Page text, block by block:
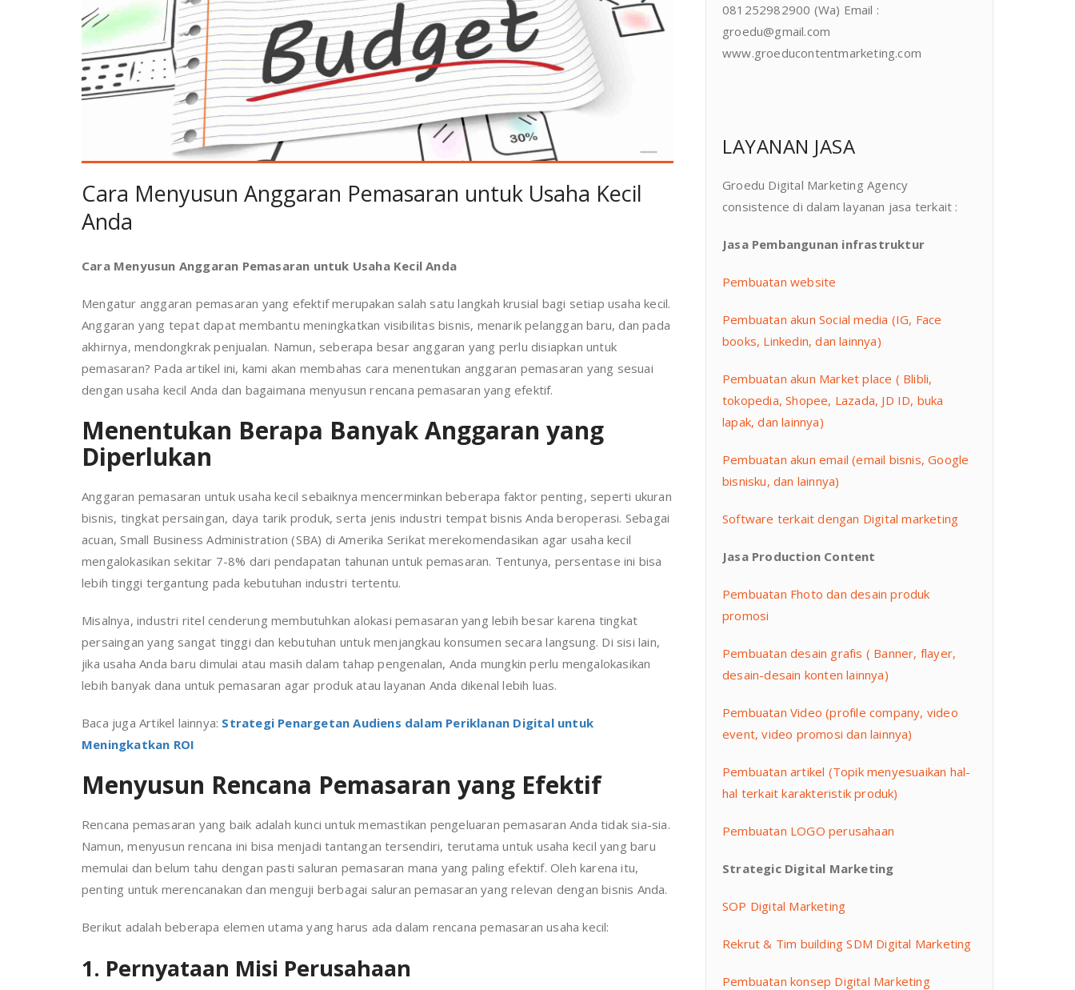
Cara Menyusun Anggaran Pemasaran untuk Usaha Kecil
Anda
Cara Menyusun Anggaran Pemasaran untuk Usaha Kecil Anda
Mengatur anggaran pemasaran yang efektif merupakan salah satu langkah krusial bagi setiap usaha kecil.
Anggaran yang tepat dapat membantu meningkatkan visibilitas bisnis, menarik pelanggan baru, dan pada
akhirnya, mendongkrak penjualan. Namun, seberapa besar anggaran yang perlu disiapkan untuk
pemasaran? Pada artikel ini, kami akan membahas cara menentukan anggaran pemasaran yang sesuai
dengan usaha kecil Anda dan bagaimana menyusun rencana pemasaran yang efektif.
Menentukan Berapa Banyak Anggaran yang
Diperlukan
Anggaran pemasaran untuk usaha kecil sebaiknya mencerminkan beberapa faktor penting, seperti ukuran
bisnis, tingkat persaingan, daya tarik produk, serta jenis industri tempat bisnis Anda beroperasi. Sebagai
acuan, Small Business Administration (SBA) di Amerika Serikat merekomendasikan agar usaha kecil
mengalokasikan sekitar 7-8% dari pendapatan tahunan untuk pemasaran. Tentunya, persentase ini bisa
lebih tinggi tergantung pada kebutuhan industri tertentu.
Misalnya, industri ritel cenderung membutuhkan alokasi pemasaran yang lebih besar karena tingkat
persaingan yang sangat tinggi dan kebutuhan untuk menjangkau konsumen secara langsung. Di sisi lain,
jika usaha Anda baru dimulai atau masih dalam tahap pengenalan, Anda mungkin perlu mengalokasikan
lebih banyak dana untuk pemasaran agar produk atau layanan Anda dikenal lebih luas.
Baca juga Artikel lainnya: Strategi Penargetan Audiens dalam Periklanan Digital untuk
Meningkatkan ROI
Menyusun Rencana Pemasaran yang Efektif
Rencana pemasaran yang baik adalah kunci untuk memastikan pengeluaran pemasaran Anda tidak sia-sia.
Namun, menyusun rencana ini bisa menjadi tantangan tersendiri, terutama untuk usaha kecil yang baru
memulai dan belum tahu dengan pasti saluran pemasaran mana yang paling efektif. Oleh karena itu,
penting untuk merencanakan dan menguji berbagai saluran pemasaran yang relevan dengan bisnis Anda.
Berikut adalah beberapa elemen utama yang harus ada dalam rencana pemasaran usaha kecil:
1. Pernyataan Misi Perusahaan
081252982900 (Wa) Email :
groedu@gmail.com
www.groeducontentmarketing.com
LAYANAN JASA
Groedu Digital Marketing Agency
consistence di dalam layanan jasa terkait :
Jasa Pembangunan infrastruktur
Pembuatan website
Pembuatan akun Social media (IG, Face
books, Linkedin, dan lainnya)
Pembuatan akun Market place ( Blibli,
tokopedia, Shopee, Lazada, JD ID, buka
lapak, dan lainnya)
Pembuatan akun email (email bisnis, Google
bisnisku, dan lainnya)
Software terkait dengan Digital marketing
Jasa Production Content
Pembuatan Fhoto dan desain produk
promosi
Pembuatan desain grafis ( Banner, flayer,
desain-desain konten lainnya)
Pembuatan Video (profile company, video
event, video promosi dan lainnya)
Pembuatan artikel (Topik menyesuaikan hal-
hal terkait karakteristik produk)
Pembuatan LOGO perusahaan
Strategic Digital Marketing
SOP Digital Marketing
Rekrut & Tim building SDM Digital Marketing
Pembuatan konsep Digital Marketing